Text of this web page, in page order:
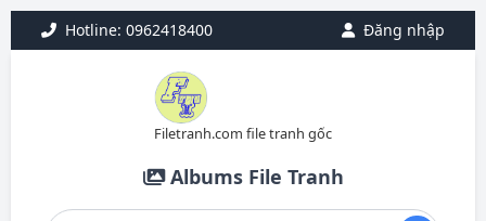
Hotline: 0962418400 Đăng nhập
Filetranh.com file tranh gốc
Albums File Tranh